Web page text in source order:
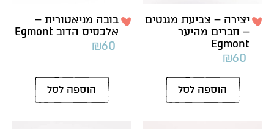
יצירה – צביעת מגנטים
– חברים מהיער
Egmont
₪60
הוספה לסל
בובה מניאטורית –
אלכסיס הדוב Egmont
₪60
הוספה לסל